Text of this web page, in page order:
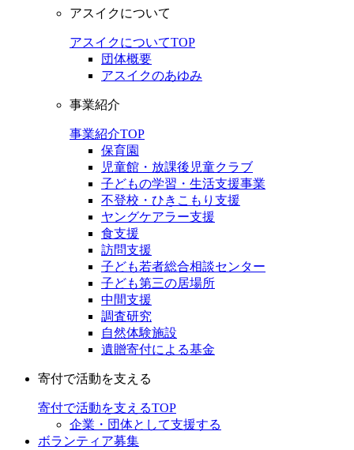
アスイクについて
アスイクについてTOP
団体概要
アスイクのあゆみ
事業紹介
事業紹介TOP
保育園
児童館・放課後児童クラブ
子どもの学習・生活支援事業
不登校・ひきこもり支援
ヤングケアラー支援
食支援
訪問支援
子ども若者総合相談センター
子ども第三の居場所
中間支援
調査研究
自然体験施設
遺贈寄付による基金
寄付で活動を支える
寄付で活動を支えるTOP
企業・団体として支援する
ボランティア募集